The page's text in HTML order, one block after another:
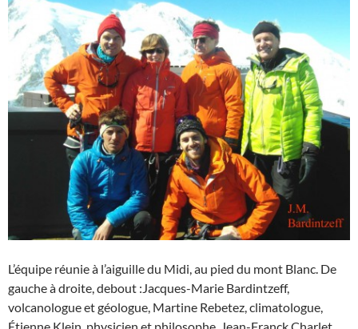
L’équipe réunie à l’aiguille du Midi, au pied du mont Blanc. De
gauche à droite, debout :Jacques-Marie Bardintzeff,
volcanologue et géologue, Martine Rebetez, climatologue,
Étienne Klein, physicien et philosophe, Jean-Franck Charlet,